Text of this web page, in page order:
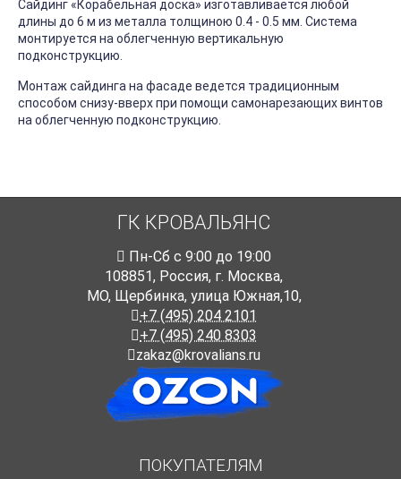
Сайдинг «Корабельная доска» изготавливается любой
длины до 6 м из металла толщиною 0.4 - 0.5 мм. Система
монтируется на облегченную вертикальную
подконструкцию.
Монтаж сайдинга на фасаде ведется традиционным
способом снизу-вверх при помощи самонарезающих винтов
на облегченную подконструкцию.
ГК КРОВАЛЬЯНС
Пн-Cб с 9:00 до 19:00
108851, Россия, г. Москва,
МО, Щербинка, улица Южная,10,
+7 (495) 204 2101
+7 (495) 240 8303
zakaz@krovalians.ru
ПОКУПАТЕЛЯМ